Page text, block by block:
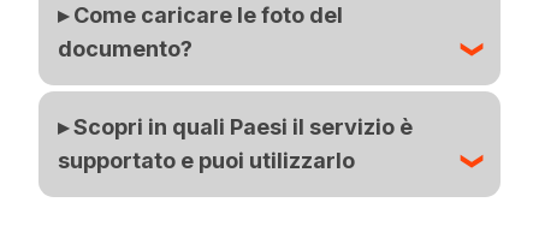
▸ Come caricare le foto del
documento?
assicurati di caricarefoto chiaree
leggibilidel tuo documentooriginale
▸ Scopri in quali Paesi il servizio è
supportato e puoi utilizzarlo